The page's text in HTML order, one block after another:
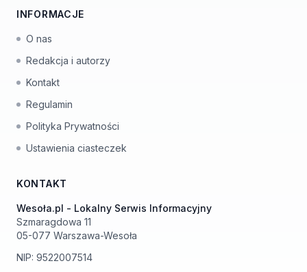
INFORMACJE
O nas
Redakcja i autorzy
Kontakt
Regulamin
Polityka Prywatności
Ustawienia ciasteczek
KONTAKT
Wesoła.pl - Lokalny Serwis Informacyjny
Szmaragdowa 11
05-077 Warszawa-Wesoła
NIP: 9522007514